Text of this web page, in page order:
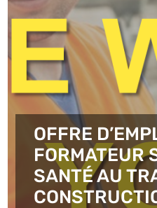
navigation
OFFRE
FORMATEUR
SANTÉ AU